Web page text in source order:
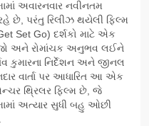
અવારનવાર નવીનતમ
છે, પરંતુ રિલીઝ થયેલી ફિલ્મ
Set Go) દર્શકો માટે એક
અને રોમાંચક અનુભવ લઈને
કુમારના નિર્દેશન અને જીનલ
વાર્તા પર આધારિત આ એક
થ્રિલર ફિલ્મ છે, જે
અત્યાર સુધી બહુ ઓછી
નાગ (આર્ક ઇવેન્ટ્સ)
કુમારની જન્મજયંતિ
શ્રદ્ધાંજલિ
52 લાખ દર્શકો: